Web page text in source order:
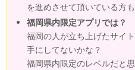
を進めさせて頂いている方
福岡県内限定アプリでは？
福岡の人が立ち上げたサイ
手にしてないかな？
福岡県内限定のレベルだと